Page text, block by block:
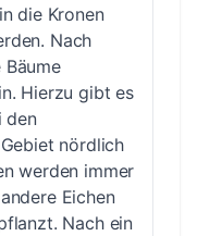
die Kronen
Nach
Hierzu gibt es
den
nördlich
werden immer
Eichen
Nach ein